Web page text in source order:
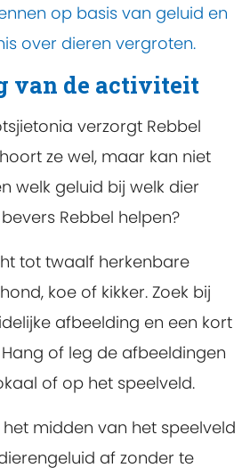
op basis van geluid en
over dieren vergroten.
van de activiteit
verzorgt Rebbel
ze wel, maar kan niet
welk geluid bij welk dier
Rebbel helpen?
tot twaalf herkenbare
koe of kikker. Zoek bij
afbeelding en een kort
of leg de afbeeldingen
of op het speelveld.
midden van het speelveld
af zonder te